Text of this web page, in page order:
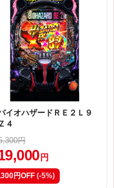
イオハザードＲＥ２Ｌ９
４
円
円
円OFF (-5%)